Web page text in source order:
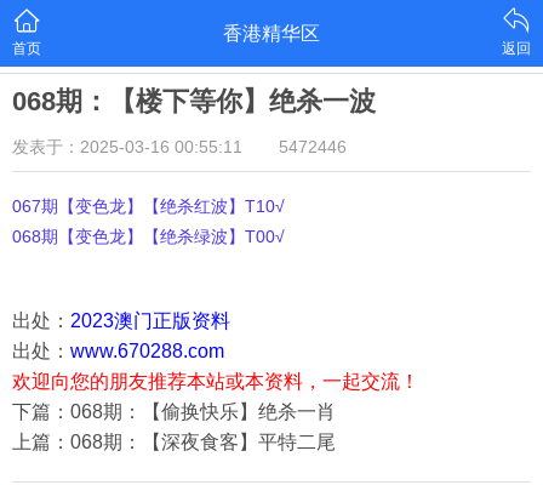
首页
香港精华区
返回
068期：【楼下等你】绝杀一波
发表于：2025-03-16 00:55:11 5472446
067期【变色龙】【绝杀红波】T10√
068期【变色龙】【绝杀绿波】T00√
出处： 2023澳门正版资料
出处： www.670288.com
欢迎向您的朋友推荐本站或本资料，一起交流！
下篇：068期：【偷换快乐】绝杀一肖
上篇：068期：【深夜食客】平特二尾